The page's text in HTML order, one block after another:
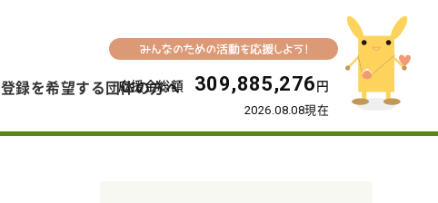
登録を希望する団体の方へ
応援金総額 309,885,276 円
2026.08.08現在